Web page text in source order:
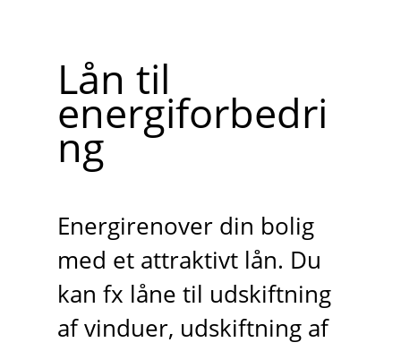
Lån til
energiforbedri
ng
Energirenover din bolig
med et attraktivt ​lån. Du
kan fx låne til udskiftning
af vinduer, udskiftning af